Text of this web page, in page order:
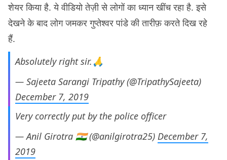
शेयर किया है. ये वीडियो तेज़ी से लोगों का ध्यान खींच रहा है. इसे
देखने के बाद लोग जमकर गुप्तेश्वर पांडे की तारीफ़ करते दिख रहे
हैं.
Absolutely right sir.🙏
— Sajeeta Sarangi Tripathy (@TripathySajeeta)
December 7, 2019
Very correctly put by the police officer
— Anil Girotra 🇮🇳 (@anilgirotra25) December 7,
2019